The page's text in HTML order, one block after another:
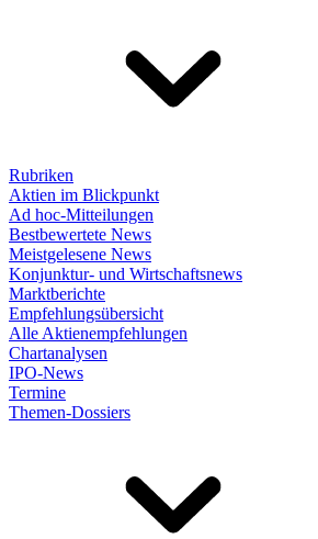
Rubriken
Aktien im Blickpunkt
Ad hoc-Mitteilungen
Bestbewertete News
Meistgelesene News
Konjunktur- und Wirtschaftsnews
Marktberichte
Empfehlungsübersicht
Alle Aktienempfehlungen
Chartanalysen
IPO-News
Termine
Themen-Dossiers